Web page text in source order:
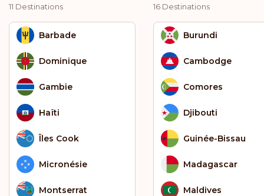
11 Destinations
Barbade
Dominique
Gambie
Haïti
Îles Cook
Micronésie
Montserrat
16 Destinations
Burundi
Cambodge
Comores
Djibouti
Guinée-Bissau
Madagascar
Maldives